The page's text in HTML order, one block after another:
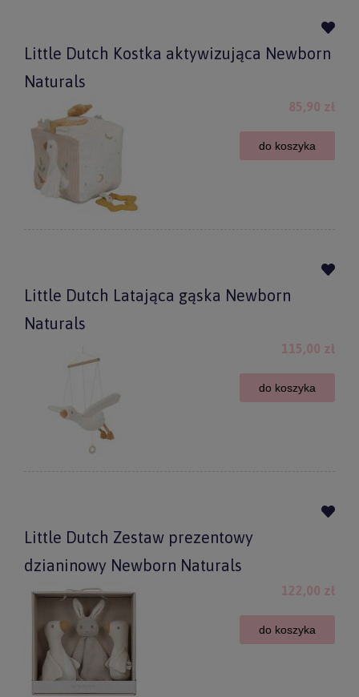
Little Dutch Kostka aktywizująca Newborn
Naturals
85,90 zł
do koszyka
Little Dutch Latająca gąska Newborn
Naturals
115,00 zł
do koszyka
Little Dutch Zestaw prezentowy
dzianinowy Newborn Naturals
122,00 zł
do koszyka